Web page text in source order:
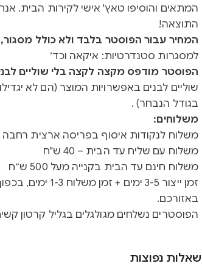
המתאים והוסיפו טאץ' אישי לקירות הבית.
התוצאה!
המחיר עבור הפוסטר בלבד ולא כולל מסגור,
למסגרות סטנדרטיות: איקאה וכד׳
הפוסטר מודפס מקצה לקצה בלי שוליים
שוליים לבנים באפשרויות המוצר (הם לא
בגודל הנבחר) .
משלוחים:
משלוח לנקודות איסוף בפריסה ארצית רחבה – 15
משלוח עם שליח עד הבית – 40 ש"ח
משלוח חינם עד הבית בקנייה מעל 500 ש״ח
זמן ייצור 3-5 ימים
באזורכם.
הפוסטרים נשלחים מגולגלים בגליל קרטון
שאלות נפוצות